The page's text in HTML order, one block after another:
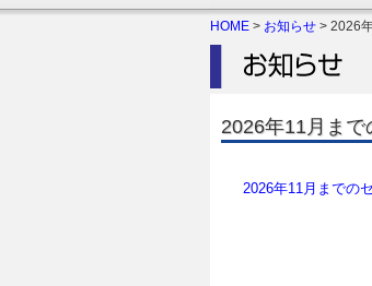
HOME > お知らせ > 2026
2026年11月ま
2026年11月までの